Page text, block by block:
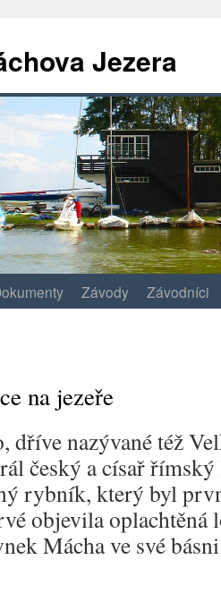
Jezera
Závody Závodníci
na jezeře
dříve nazývané též
český a císař
rybník, který byl
objevila oplachtěná
Mácha ve své